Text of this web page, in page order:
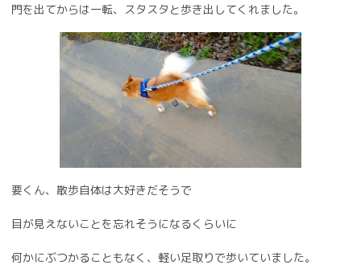
門を出てからは一転、スタスタと歩き出してくれました。
要くん、散歩自体は大好きだそうで
目が見えないことを忘れそうになるくらいに
何かにぶつかることもなく、軽い足取りで歩いていました。